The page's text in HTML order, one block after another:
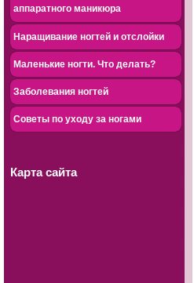
аппаратного маникюра
Наращивание ногтей и отслойки
Маленькие ногти. Что делать?
Заболевания ногтей
Советы по уходу за ногами
Карта сайта